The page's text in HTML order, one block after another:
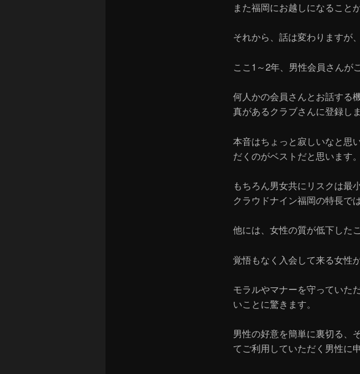
また福岡にお越しになること
それから、話は変わりますが
ここ1～2年、男性会員さんが
何人かの会員さんとお話する
真があるクラブさんに登録し
本音はちょっと寂しいなと思
だくのがベストだと思います。
もちろん男女共にリスクは最
クラウドナイン福岡の特長で
他には、女性の質が低下した
覚悟もなく入会して来る女性
モラルやマナーを守っていた
いことに驚きます。
男性の好意を簡単に裏切る、
てご利用していただく男性に